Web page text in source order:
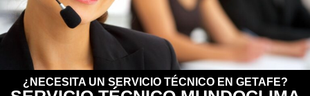
¿NECESITA UN SERVICIO TÉCNICO EN GETAFE?